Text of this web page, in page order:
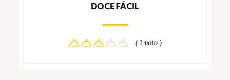
DOCE FÁCIL
( 1 voto )